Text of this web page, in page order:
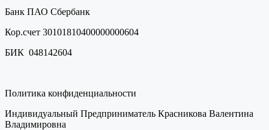
Банк ПАО Сбербанк
Кор.счет 30101810400000000604
БИК 048142604
Политика конфиденциальности
Индивидуальный Предприниматель Красникова Валентина
Владимировна